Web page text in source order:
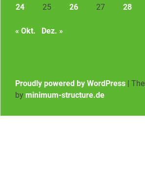
24
25 26 27 28
« Okt. Dez. »
Proudly powered by WordPress |
by minimum-structure.de